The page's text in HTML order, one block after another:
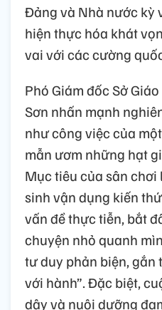
Đảng và Nhà nước kỳ
hiện thực hóa khát
vai với các cường
Phó Giám đốc Sở
Sơn nhấn mạnh
như công việc của
mẫn ươm những hạt
Mục tiêu của sân
sinh vận dụng kiến
vấn đề thực tiễn, bắt
chuyện nhỏ quanh
tư duy phản biện, gắn
với hành”. Đặc biệt,
dậy và nuôi dưỡng